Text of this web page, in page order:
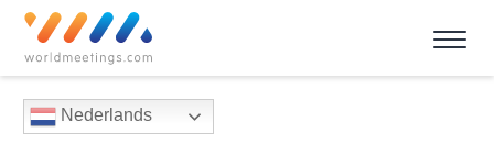
Nederlands